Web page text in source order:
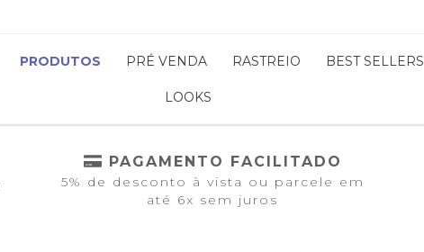
PRODUTOS PRÉ VENDA RASTREIO BEST SELLERS
LOOKS
PAGAMENTO FACILITADO
5% de desconto à vista ou parcele em
até 6x sem juros